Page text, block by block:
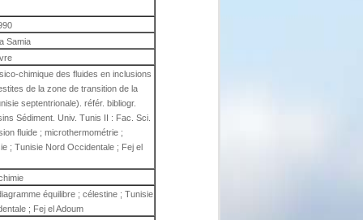
Samia
chimique des fluides en inclusions
de la zone de transition de la
septentrionale). référ. bibliogr.
Sédiment. Univ. Tunis II : Fac. Sci.
fluide ; microthermométrie ;
; Tunisie Nord Occidentale ; Fej el
équilibre ; célestine ; Tunisie
; Fej el Adoum